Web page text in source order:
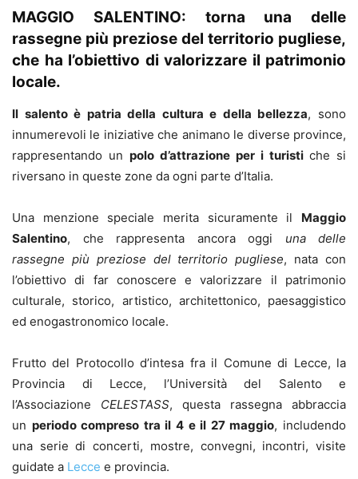
MAGGIO SALENTINO: torna una delle
rassegne più preziose del territorio pugliese,
che ha l’obiettivo di valorizzare il patrimonio
locale.
Il salento è patria della cultura e della bellezza, sono
innumerevoli le iniziative che animano le diverse province,
rappresentando un polo d’attrazione per i turisti che si
riversano in queste zone da ogni parte d’Italia.
Una menzione speciale merita sicuramente il Maggio
Salentino, che rappresenta ancora oggi una delle
rassegne più preziose del territorio pugliese, nata con
l’obiettivo di far conoscere e valorizzare il patrimonio
culturale, storico, artistico, architettonico, paesaggistico
ed enogastronomico locale.
Frutto del Protocollo d’intesa fra il Comune di Lecce, la
Provincia di Lecce, l’Università del Salento e
l’Associazione CELESTASS, questa rassegna abbraccia
un periodo compreso tra il 4 e il 27 maggio, includendo
una serie di concerti, mostre, convegni, incontri, visite
guidate a Lecce e provincia.